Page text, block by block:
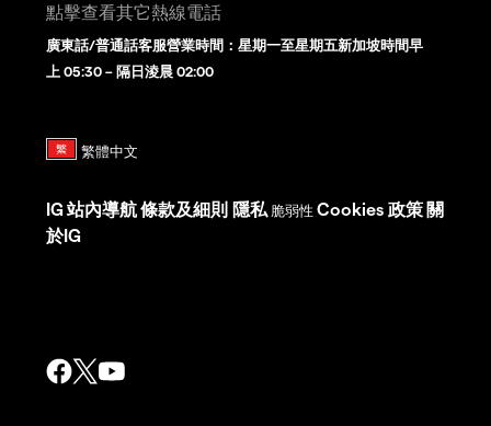
點擊查看其它熱線電話
廣東話/普通話客服營業時間：星期一至星期五新加坡時間早
上 05:30 – 隔日淩晨 02:00
IG 站內導航條款及細則 隱私 脆弱性 Cookies 政策 關
於IG